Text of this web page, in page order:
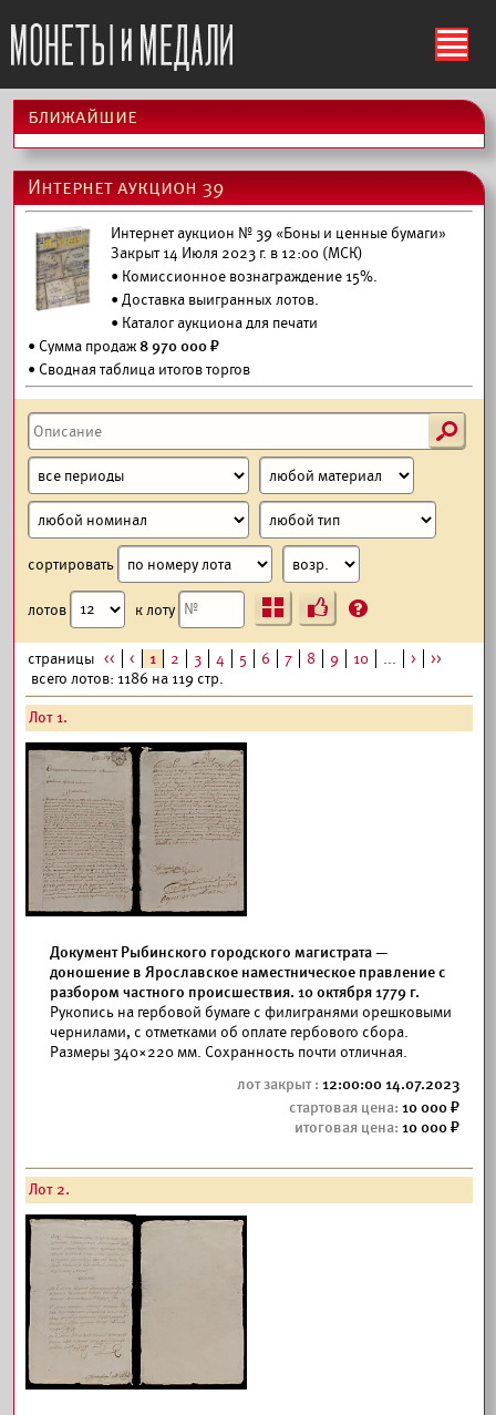
ś
ближайшие
Интернет аукцион 39
Интернет аукцион № 39 «Боны и ценные бумаги»
Закрыт 14 Июля 2023 г. в 12:00 (МСК)
• Комиссионное вознаграждение 15%.
•Доставка выигранных лотов.
• Каталог аукциона для печати
• Сумма продаж8 970 000 ₽
• Сводная таблица итогов торгов
s
сортировать
лотов к лоту Ъ ?
страницы << < 1 2 3 4 5 6 7 8 9 10 ... >
>>
всего лотов: 1186 на 119 стр.
Лот 1.
Документ Рыбинского городского магистрата —
доношение в Ярославское наместническое правление с
разбором частного происшествия. 10 октября 1779 г.
Рукопись на гербовой бумаге с филигранями орешковыми
чернилами, с отметками об оплате гербового сбора.
Размеры 340×220 мм. Сохранность почти отличная.
12:00:00 14.07.2023
10 000
10 000
Лот 2.